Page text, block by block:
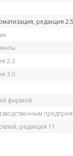
редакция 2.5
2.3
3.0
фирмой
редакция 11